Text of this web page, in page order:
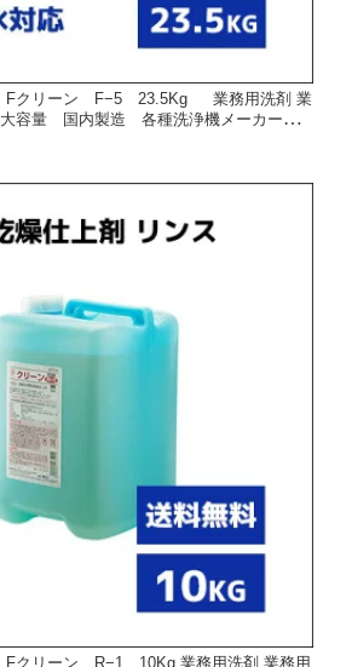
】Fクリーン F−5 23.5Kg 業務用洗剤 業
大容量 国内製造 各種洗浄機メーカー対
Fクリーン R−1 10Kg 業務用洗剤 業務用